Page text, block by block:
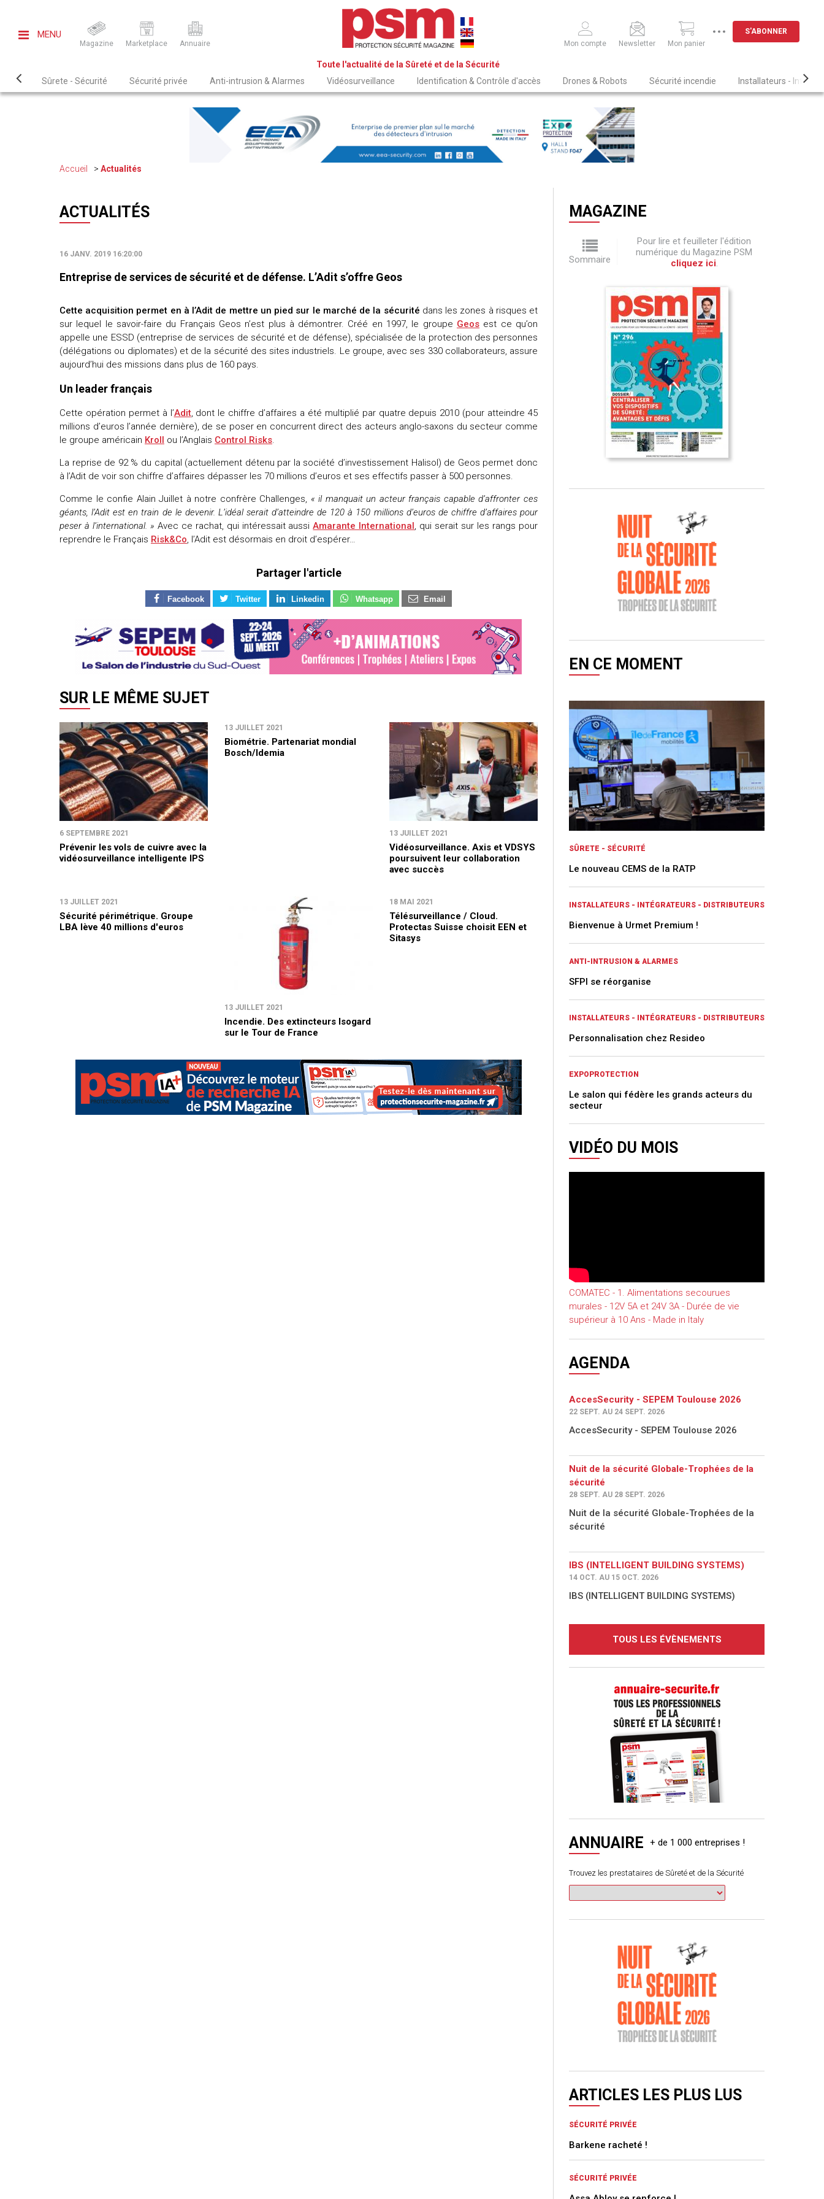
MENU
Magazine Marketplace Annuaire
Toute l'actualité de la Sûreté et de la Sécurité
Mon compte Newsletter Mon panier
S'ABONNER
Sûrete - Sécurité Sécurité privée Anti-intrusion & Alarmes Vidéosurveillance Identification & Contrôle d'accès Drones & Robots Sécurité incendie Installateurs -
Accueil Actualités
ACTUALITÉS
16 JANV. 2019 16:20:00
Entreprise de services de sécurité et de défense. L’Adit s’offre Geos
Cette acquisition permet en à l’Adit de mettre un pied sur le marché de la sécurité dans les zones à risques et
sur lequel le savoir-faire du Français Geos n’est plus à démontrer. Créé en 1997, le groupe Geos est ce qu’on
appelle une ESSD (entreprise de services de sécurité et de défense), spécialisée de la protection des personnes
(délégations ou diplomates) et de la sécurité des sites industriels. Le groupe, avec ses 330 collaborateurs, assure
aujourd’hui des missions dans plus de 160 pays.
Un leader français
Cette opération permet à l’Adit, dont le chiffre d’affaires a été multiplié par quatre depuis 2010 (pour atteindre 45
millions d’euros l’année dernière), de se poser en concurrent direct des acteurs anglo-saxons du secteur comme
le groupe américain Kroll ou l’Anglais Control Risks
La reprise de 92 % du capital (actuellement détenu par la société d’investissement Halisol) de Geos permet donc
à l’Adit de voir son chiffre d’affaires dépasser les 70 millions d’euros et ses effectifs passer à 500 personnes.
Comme le confie Alain Juillet à notre confrère Challenges, « il manquait un acteur français capable d’affronter ces
géants, l’Adit est en train de le devenir. L’idéal serait d’atteindre de 120 à 150 millions d’euros de chiffre d’affaires pour
peser à l’international. » Avec ce rachat, qui intéressait aussiAmarante International , qui serait sur les rangs pour
reprendre le Français Risk&Co , l’Adit est désormais en droit d’espérer…
Partager l'article
Facebook Twitter Linkedin Whatsapp Email
SUR LE MÊME SUJET
6 SEPTEMBRE 2021
Prévenir les vols de cuivre avec la
vidéosurveillance intelligente IPS
13 JUILLET 2021
Biométrie. Partenariat mondial
Bosch/Idemia
13 JUILLET 2021
Vidéosurveillance. Axis et VDSYS
poursuivent leur collaboration
avec succès
13 JUILLET 2021
Sécurité périmétrique. Groupe
LBA lève 40 millions d'euros
13 JUILLET 2021
Incendie. Des extincteurs Isogard
sur le Tour de France
18 MAI 2021
Télésurveillance / Cloud.
Protectas Suisse choisit EEN et
Sitasys
MAGAZINE
Sommaire
Pour lire et feuilleter l'édition
numérique du Magazine PSM
cliquez ici.
EN CE MOMENT
SÛRETE - SÉCURITÉ
Le nouveau CEMS de la RATP
INSTALLATEURS - INTÉGRATEURS - DISTRIBUTEURS
Bienvenue à Urmet Premium !
ANTI-INTRUSION & ALARMES
SFPI se réorganise
INSTALLATEURS - INTÉGRATEURS - DISTRIBUTEURS
Personnalisation chez Resideo
EXPOPROTECTION
Le salon qui fédère les grands acteurs du
secteur
VIDÉO DU MOIS
COMATEC - 1. Alimentations secourues
murales - 12V 5A et 24V 3A - Durée de vie
supérieur à 10 Ans - Made in Italy
AGENDA
AccesSecurity - SEPEM Toulouse 2026
22 SEPT. AU 24 SEPT. 2026
AccesSecurity - SEPEM Toulouse 2026
Nuit de la sécurité Globale-Trophées de la
sécurité
28 SEPT. AU 28 SEPT. 2026
Nuit de la sécurité Globale-Trophées de la
sécurité
IBS (INTELLIGENT BUILDING SYSTEMS)
14 OCT. AU 15 OCT. 2026
IBS (INTELLIGENT BUILDING SYSTEMS)
TOUS LES ÉVÈNEMENTS
ANNUAIRE
Trouvez les prestataires de Sûreté et de la Sécurité
ARTICLES LES PLUS LUS
SÉCURITÉ PRIVÉE
Barkene racheté !
SÉCURITÉ PRIVÉE